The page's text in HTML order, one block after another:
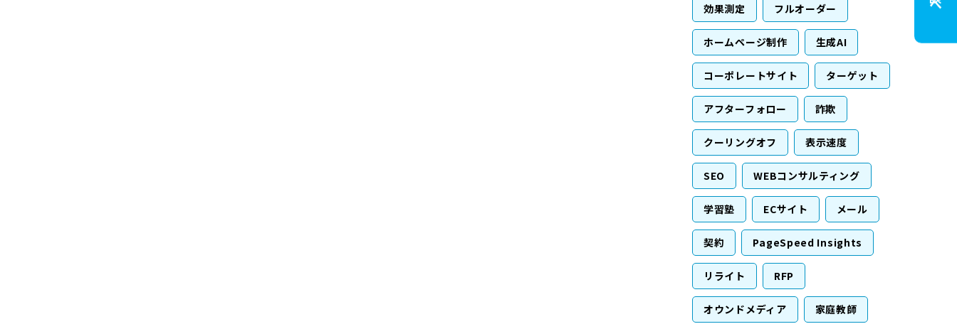
効果測定 フルオーダー
ホームページ制作 生成AI
コーポレートサイト ターゲット
アフターフォロー 詐欺
クーリングオフ 表示速度
SEO WEBコンサルティング
学習塾 ECサイト メール
契約 PageSpeed Insights
リライト RFP
オウンドメディア 家庭教師